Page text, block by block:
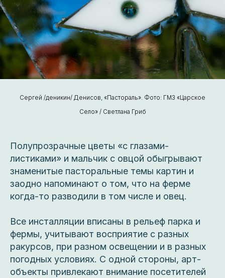
Сергей /деникин/ Денисов, «Пастораль». Фото: ГМЗ «Царское
Село» / Светлана Гриб
Полупрозрачные цветы «с глазами-
листиками» и мальчик с овцой обыгрывают
знаменитые пасторальные темы картин и
заодно напоминают о том, что на ферме
когда-то разводили в том числе и овец.
Все инсталляции вписаны в рельеф парка и
фермы, учитывают восприятие с разных
ракурсов, при разном освещении и в разных
погодных условиях. С одной стороны, арт-
объекты привлекают внимание посетителей